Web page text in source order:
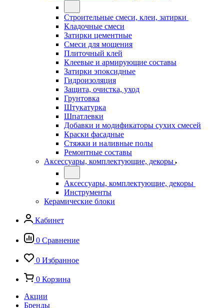
Строительные смеси, клеи, затирки
Кладочные смеси
Затирки цементные
Смеси для мощения
Плиточный клей
Клеевые и армирующие составы
Затирки эпоксидные
Гидроизоляция
Защита, очистка, уход
Грунтовка
Штукатурка
Шпатлевки
Добавки и модификаторы сухих смесей
Краски фасадные
Стяжки и наливные полы
Ремонтные составы
Аксессуары, комплектующие, декоры
Аксессуары, комплектующие, декоры
Инструменты
Керамические блоки
Кабинет
0 Сравнение
0 Избранное
0 Корзина
Акции
Бренды